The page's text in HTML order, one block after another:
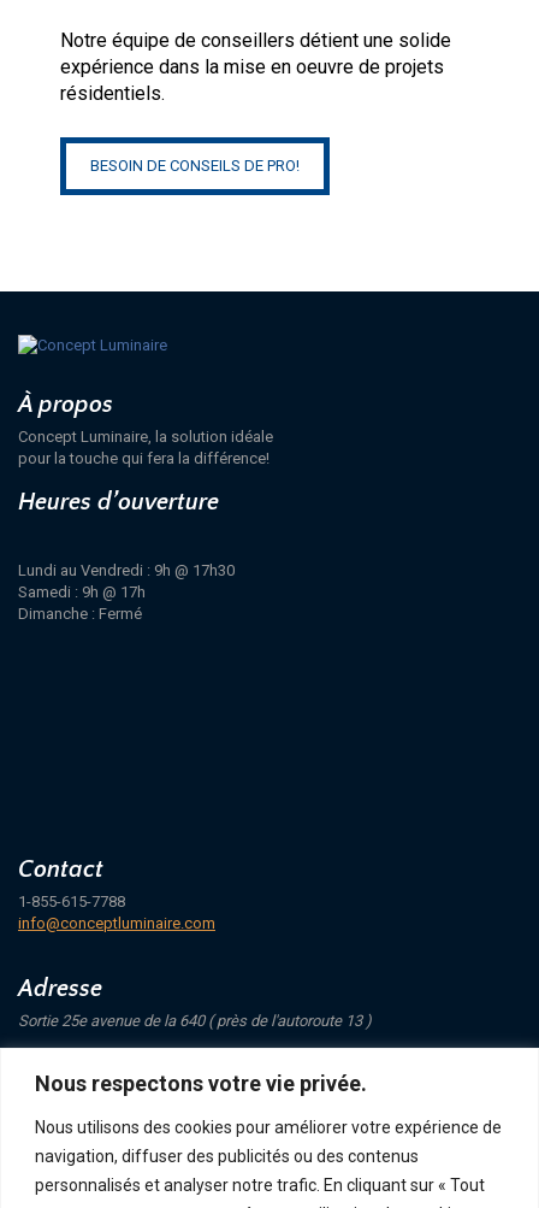
Nous respectons votre vie privée.
Nous utilisons des cookies pour améliorer votre expérience de
navigation, diffuser des publicités ou des contenus
personnalisés et analyser notre trafic. En cliquant sur « Tout
Notre équipe de conseillers détient une solide
expérience dans la mise en oeuvre de projets
résidentiels.
BESOIN DE CONSEILS DE PRO!
À propos
Concept Luminaire, la solution idéale
pour la touche qui fera la différence!
Heures d’ouverture
Lundi au Vendredi : 9h @ 17h30
Samedi : 9h @ 17h
Dimanche : Fermé
Contact
1-855-615-7788
info@conceptluminaire.com
Adresse
Sortie 25e avenue de la 640 ( près de l'autoroute 13 )
Saint-Eustache
Suivez-nous